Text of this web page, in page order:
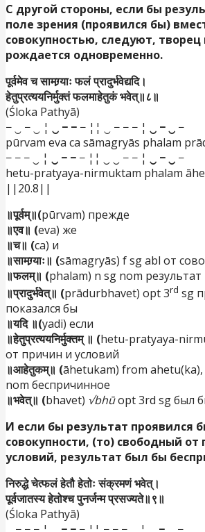
С другой стороны, если бы
поле зрения (проявился бы)
совокупностью, следуют,
рождается одновременно.
पूर्वमेव च सामग्र्याः फलं प्रादुर्भवेद्यदि।
हेतुप्रत्ययनिर्मुक्तं फलमाहेतुकं भवेत्॥८॥
(Śloka Pathyā)
− ‿ − ‿ ¦ ‿ − − − ¦¦ ‿ − − − ¦ ‿ − ‿ −
pūrvam eva ca sāmagryās phalam
− − − ‿ ¦ ‿ − − − ¦¦ ‿ ‿ − − ¦ ‿ − ‿ −
hetu-pratyaya-nirmuktam phalam
||20.8||
॥पूर्वम्॥(pūrvam) прежде
॥एव॥ (eva) же
॥च॥ (ca) и
॥सामग्र्याः॥ (sāmagryās) f sg abl от
॥फलम्॥ (phalam) n sg nom результат
॥प्रादुर्भवेत्॥ (prādurbhavet) opt 3rd sg
показался бы
॥यदि ॥(yadi) если
॥हेतुप्रत्ययनिर्मुक्तम् ॥ (hetu-pratyaya-
от причин и условий
॥आहेतुकम्॥ (āhetukam) from ahetu(ka),
nom беспричинное
॥भवेत्॥ (bhavet) √bhūopt 3rd sg был
И если бы результат проявился
совокупности, (то) свободный
условий, результат был бы
निरुद्धे चेत्फलं हेतौ हेतोः संक्रमणं भवेत्।
पूर्वजातस्य हेतोश्च पुनर्जन्म प्रसज्यते॥९॥
(Śloka Pathyā)